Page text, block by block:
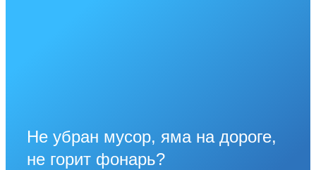
Не убран мусор, яма на дороге,
не горит фонарь?